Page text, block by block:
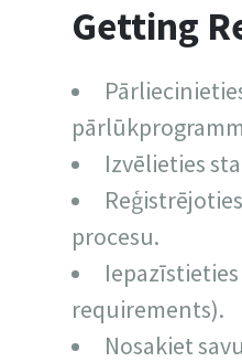
Getting
Izvēlieties
procesu.
requirements).
Nosakiet